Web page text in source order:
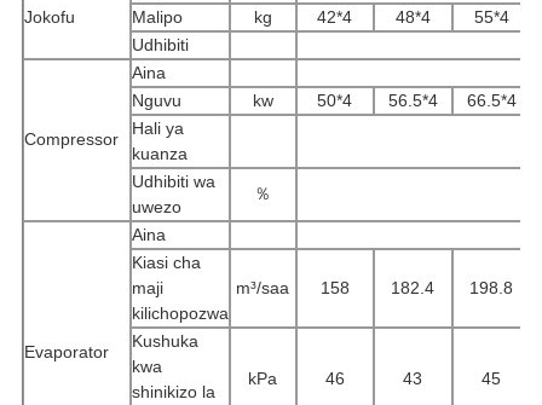
Jokofu
Malipo
kg 42*4 48*4
55*4
Udhibiti
Compressor
Aina
Nguvu
kw 50*4 56.5*4
66.5*4
Hali ya
kuanza
Udhibiti wa
uwezo
％
Evaporator
Aina
Kiasi cha
maji
kilichopozwa
m³/saa 158 182.4 198.8
Kushuka
kwa
shinikizo la
kPa 46 43 45